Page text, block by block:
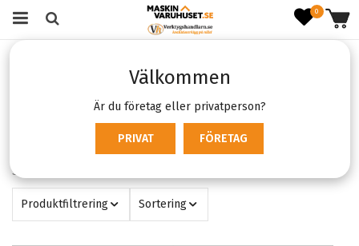
0
Välkommen
Är du företag eller privatperson?
PRIVAT FÖRETAG
Svenska ETAB levererar kvalitétstejp för de flesta ändamål
Produktfiltrering Sortering